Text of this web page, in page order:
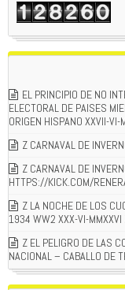
EL PRINCIPIO DE NO
ELECTORAL DE PAISES
ORIGEN HISPANO XXVII-VI-
Z CARNAVAL DE
Z CARNAVAL DE
HTTPS://KICK.COM/
Z LA NOCHE DE LOS
1934 WW2 XXX-VI-MMXXVI
Z EL PELIGRO DE LAS
NACIONAL – CABALLO DE